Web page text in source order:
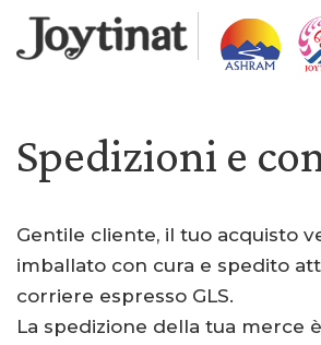
Spedizioni e
Gentile cliente, il tuo acquisto
imballato con cura e spedito
corriere espresso GLS.
La spedizione della tua merce